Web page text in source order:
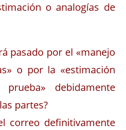
o analogías de
pasado por el «manejo
o por la «estimación
debidamente
partes?
correo definitivamente